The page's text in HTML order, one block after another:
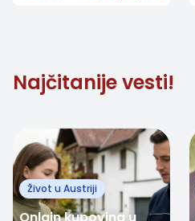
Najčitanije vesti!
Život u Austriji